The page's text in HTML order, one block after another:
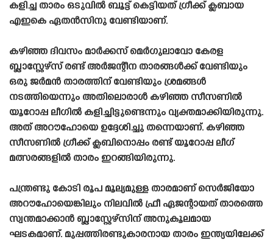
കളിച്ച താരം ഒടുവിൽ ബൂട്ട് കെട്ടിയത് ഗ്രീക്ക് ക്ലബായ
എഇകെ ഏതൻസിനു വേണ്ടിയാണ്.
കഴിഞ്ഞ ദിവസം മാർക്കസ് മെർഗുലാവോ കേരള
ബ്ലാസ്റ്റേഴ്‌സ് രണ്ട് അർജന്റീന താരങ്ങൾക്ക് വേണ്ടിയും
ഒരു ജർമൻ താരത്തിന് വേണ്ടിയും ശ്രമങ്ങൾ
നടത്തിയെന്നും അതിലൊരാൾ കഴിഞ്ഞ സീസണിൽ
യൂറോപ്പ ലീഗിൽ കളിച്ചിട്ടുണ്ടെന്നും വ്യക്തമാക്കിയിരുന്നു.
അത് അറൗഹോയെ ഉദ്ദേശിച്ചു തന്നെയാണ്. കഴിഞ്ഞ
സീസണിൽ ഗ്രീക്ക് ക്ലബിനൊപ്പം രണ്ട് യൂറോപ്പ ലീഗ്
മത്സരങ്ങളിൽ താരം ഇറങ്ങിയിരുന്നു.
പന്ത്രണ്ടു കോടി രൂപ മൂല്യമുള്ള താരമാണ് സെർജിയോ
അറൗഹോയെങ്കിലും നിലവിൽ ഫ്രീ ഏജന്റായത് താരത്തെ
സ്വന്തമാക്കാൻ ബ്ലാസ്റ്റേഴ്‌സിന് അനുകൂലമായ
ഘടകമാണ്. മുപ്പത്തിരണ്ടുകാരനായ താരം ഇന്ത്യയിലേക്ക്